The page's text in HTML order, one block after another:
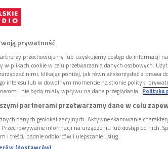
Miejsce przy Miejscu 14. -
że niewiele o niej wiemy - mówi
Gurdowa i jej zdjęcia są
co zaciekawia.
prywatność
przechowujemy lub uzyskujemy dostęp do informacji
w plikach cookie w celu przetwarzania danych osobowych.
nimi, klikając poniżej, jak również skorzystać z prawa
interesu lub w dowolnym momencie na stronie polityki
i nie będą miały wpływu na dane przeglądania. Polityka
partnerami przetwarzamy dane w celu
danych geolokalizacyjnych. Aktywne skanowanie
informacji na urządzeniu lub dostęp do nich.
i treści, badnie odbiorców i ulepszanie usług.
(dostawców)